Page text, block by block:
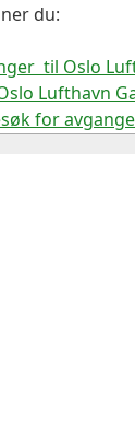
du:
til Oslo
Lufthavn
for